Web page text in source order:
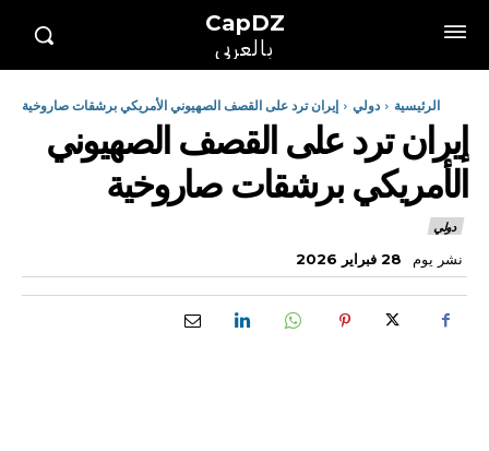
CapDZ
بالعربي
الرئيسية دولي إيران ترد على القصف الصهيوني الأمريكي برشقات صاروخية
إيران ترد على القصف الصهيوني
الأمريكي برشقات صاروخية
دولي
نشر يوم 28 فبراير 2026